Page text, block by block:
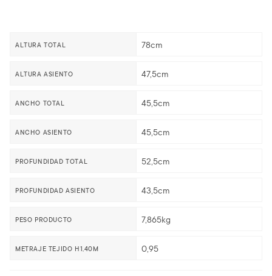
ALTURA TOTAL 78cm
ALTURA ASIENTO 47,5cm
ANCHO TOTAL 45,5cm
ANCHO ASIENTO 45,5cm
PROFUNDIDAD TOTAL 52,5cm
PROFUNDIDAD ASIENTO 43,5cm
PESO PRODUCTO 7,865kg
METRAJE TEJIDO H1,40M 0,95